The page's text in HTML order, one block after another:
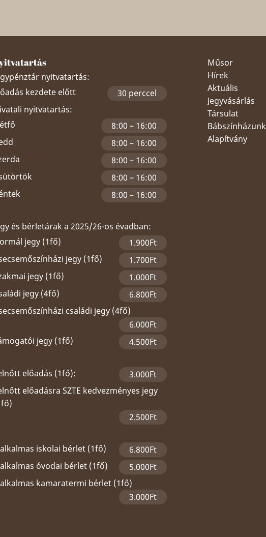
nyitvatartás:
kezdete előtt
30 perccel
nyitvatartás:
8:00 – 16:00
8:00 – 16:00
8:00 – 16:00
8:00 – 16:00
8:00 – 16:00
és bérletárak a 2025/26-os évadban:
jegy (1fő)
1.900Ft
jegy (1fő)
1.700Ft
jegy (1fő)
1.000Ft
jegy (4fő)
6.800Ft
családi jegy (4fő)
6.000Ft
jegy (1fő)
4.500Ft
előadás (1fő):
3.000Ft
előadásra SZTE kedvezményes jegy
2.500Ft
iskolai bérlet (1fő)
6.800Ft
óvodai bérlet (1fő)
5.000Ft
kamaratermi bérlet (1fő)
3.000Ft
Műsor
Hírek
Aktuális
Jegyvásárlás
Társulat
Bábszínházunk
Alapítvány